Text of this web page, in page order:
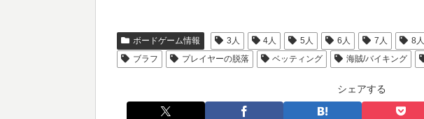
ボードゲーム情報 3人 4人 5人 6人 7人 8人
ブラフ
プレイヤーの脱落 ベッティング 海賊/バイキング
シェアする